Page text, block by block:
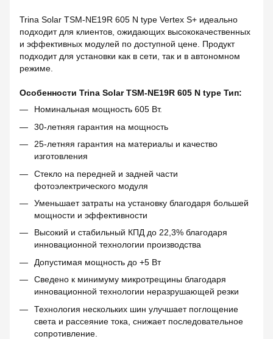
Trina Solar TSM-NE19R 605 N type Vertex S+ идеально
подходит для клиентов, ожидающих высококачественных
и эффективных модулей по доступной цене. Продукт
подходит для установки как в сети, так и в автономном
режиме.
Особенности Trina Solar TSM-NE19R 605 N type Тип:
Номинальная мощность 605 Вт.
30-летняя гарантия на мощность
25-летняя гарантия на материалы и качество
изготовления
Стекло на передней и задней части
фотоэлектрического модуля
Уменьшает затраты на установку благодаря большей
мощности и эффективности
Высокий и стабильный КПД до 22,3% благодаря
инновационной технологии производства
Допустимая мощность до +5 Вт
Сведено к минимуму микротрещины благодаря
инновационной технологии неразрушающей резки
Технология нескольких шин улучшает поглощение
света и рассеяние тока, снижает последовательное
сопротивление.